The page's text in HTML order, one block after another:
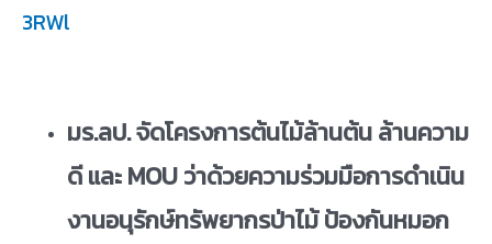
3RWl
มร.ลป. จัดโครงการต้นไม้ล้านต้น ล้านความ
ดี และMOU ว่าด้วยความร่วมมือการดำเนิน
งานอนุรักษ์ทรัพยากรป่าไม้ ป้องกันหมอก